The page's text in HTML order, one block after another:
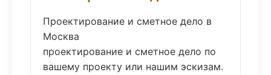
Проектирование и сметное дело в
Москва
проектирование и сметное дело по
вашему проекту или нашим эскизам.